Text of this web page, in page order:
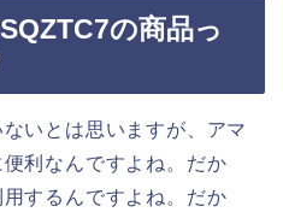
の商品っ
いとは思いますが、アマ
利なんですよね。だか
するんですよね。だか